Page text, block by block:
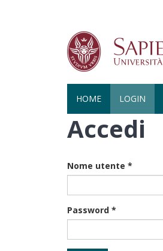
HOME LOGIN
Accedi
Nome utente *
Password *